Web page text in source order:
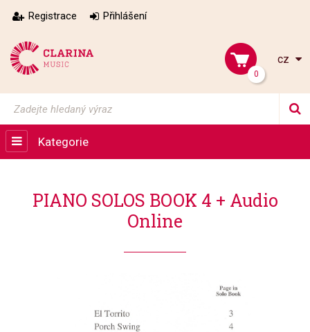
Registrace Přihlášení
0
cz
Kategorie
PIANO SOLOS BOOK 4 + Audio
Online